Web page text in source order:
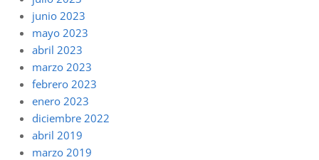
junio 2023
mayo 2023
abril 2023
marzo 2023
febrero 2023
enero 2023
diciembre 2022
abril 2019
marzo 2019